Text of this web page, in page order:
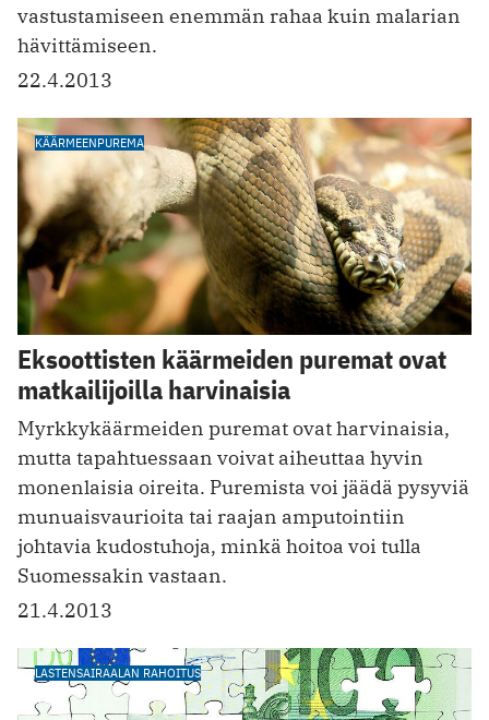
vastustamiseen enemmän rahaa kuin malarian
hävittämiseen.
22.4.2013
KÄÄRMEENPUREMA
Eksoottisten käärmeiden puremat ovat
matkailijoilla harvinaisia
Myrkkykäärmeiden puremat ovat harvinaisia,
mutta tapahtuessaan voivat aiheuttaa hyvin
monenlaisia oireita. Puremista voi jäädä pysyviä
munuaisvaurioita tai raajan amputointiin
johtavia kudostuhoja, minkä hoitoa voi tulla
Suomessakin vastaan.
21.4.2013
LASTENSAIRAALAN RAHOITUS